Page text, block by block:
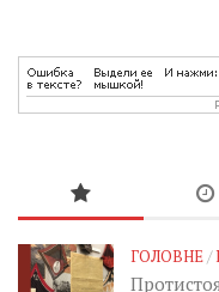
ГОЛОВНЕ/